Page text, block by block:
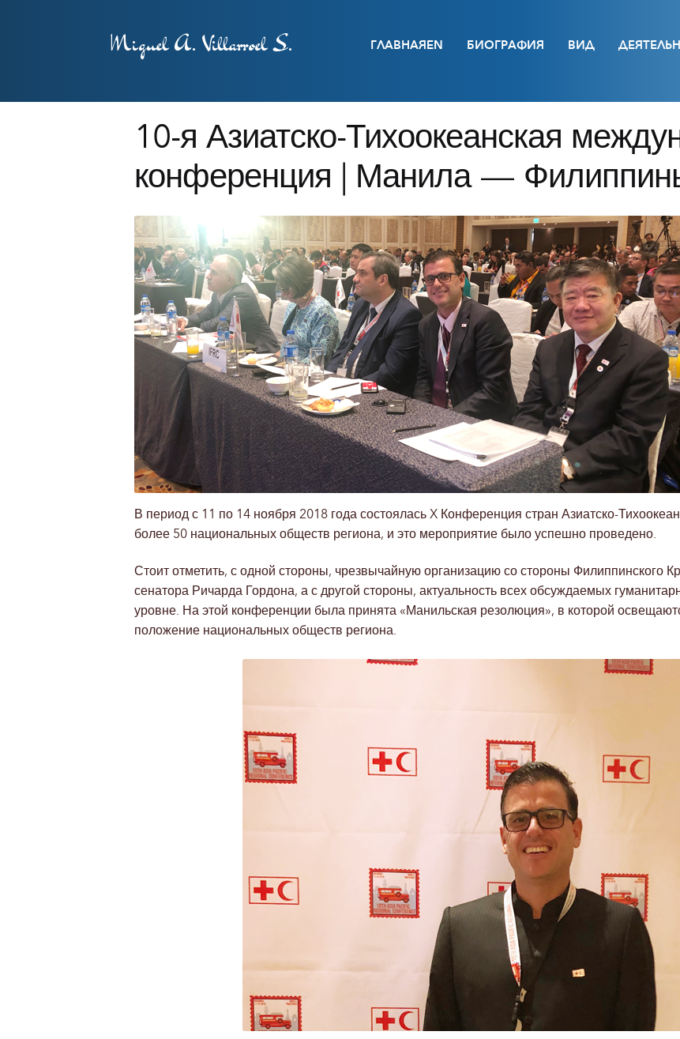
Miguel A. Villarroel S. ГЛАВНАЯEN БИОГРАФИЯ ВИД
10-я Азиатско-Тихоокеанская
конференция | Манила —
В период с 11 по 14 ноября 2018 года состоялась X Конференция стран Азиатско-
более 50 национальных обществ региона, и это мероприятие было успешно проведено.
Стоит отметить, с одной стороны, чрезвычайную организацию со стороны Филиппинского
сенатора Ричарда Гордона, а с другой стороны, актуальность всех обсуждаемых
уровне. На этой конференции была принята «Манильская резолюция», в которой
положение национальных обществ региона.